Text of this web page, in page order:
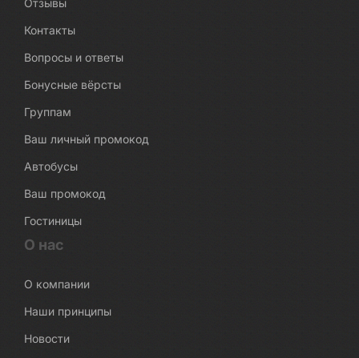
Отзывы
Контакты
Вопросы и ответы
Бонусные вёрсты
Группам
Ваш личный промокод
Автобусы
Ваш промокод
Гостиницы
О нас
О компании
Наши принципы
Новости